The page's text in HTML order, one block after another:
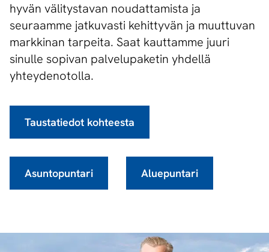
hyvän välitystavan noudattamista ja
seuraamme jatkuvasti kehittyvän ja muuttuvan
markkinan tarpeita. Saat kauttamme juuri
sinulle sopivan palvelupaketin yhdellä
yhteydenotolla.
Taustatiedot kohteesta
Asuntopuntari Aluepuntari